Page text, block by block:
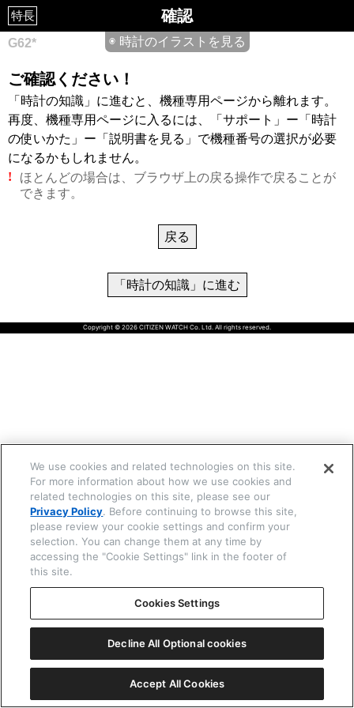
確認
特長
◉ 時計のイラストを見る
G62*
ご確認ください！
「時計の知識」に進むと、機種専用ページから離れます。
再度、機種専用ページに入るには、「サポート」ー「時計
の使いかた」ー「説明書を見る」で機種番号の選択が必要
になるかもしれません。
!
ほとんどの場合は、ブラウザ上の戻る操作で戻ることが
できます。
戻る
「時計の知識」に進む
Copyright © 2026 CITIZEN WATCH Co. Ltd. All rights reserved.
We use cookies and related technologies on this site.
For more information about how we use cookies and
related technologies on this site, please see our
Privacy Policy. Before continuing to browse this site,
please review your cookie settings and confirm your
selection. You can change them at any time by
accessing the "Cookie Settings" link in the footer of
this site.
Cookies Settings
Decline All Optional cookies
Accept All Cookies